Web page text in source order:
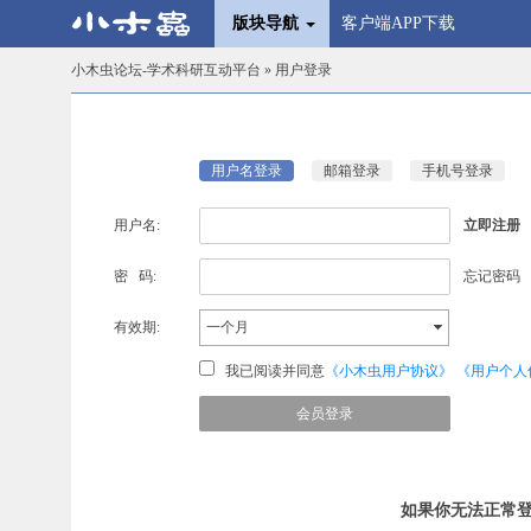
版块导航 客户端APP下载
小木虫论坛-学术科研互动平台 » 用户登录
用户名登录 邮箱登录 手机号登录
用户名: 立即注册
密 码: 忘记密码
有效期: 一个月
我已阅读并同意《小木虫用户协议》 《用户个
如果你无法正常